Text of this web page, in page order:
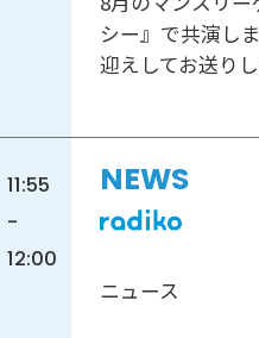
シー』で共演し
迎えしてお送り
11:55
-
12:00
NEWS
ニュース